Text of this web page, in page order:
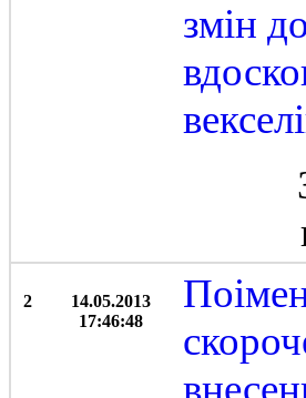
змін
2
14.05.2013
17:46:48